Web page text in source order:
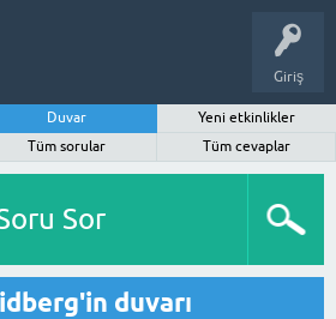
Giriş
Duvar
Yeni etkinlikler
Tüm sorular
Tüm cevaplar
Sor
duvarı